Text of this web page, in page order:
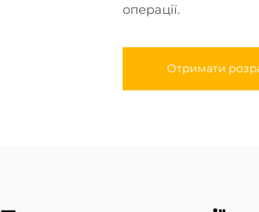
операції.
Отримати